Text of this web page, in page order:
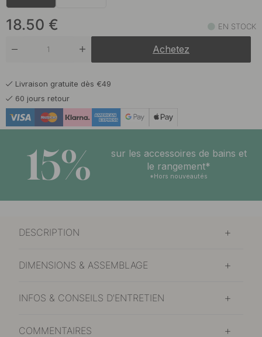
Chrome poli
Acier inoxydable brossé
Laiton brossé
Laiton bruni
Laiton poli 18.50 €
Vert Sauge En stock
18.50 € EN STOCK
Achetez
Livraison gratuite dès €49
60 jours retour
15%
sur les accessoires de bains et
le rangement*
*Hors nouveautés
DESCRIPTION
DIMENSIONS & ASSEMBLAGE
INFOS & CONSEILS D'ENTRETIEN
COMMENTAIRES